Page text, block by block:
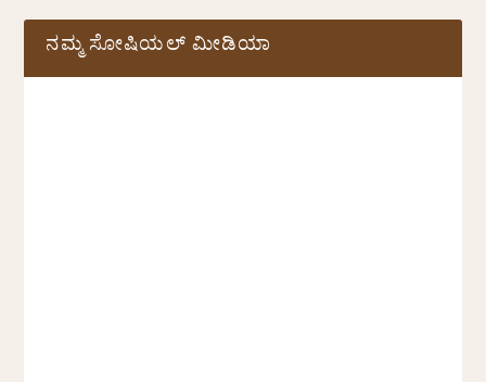
ನಮ್ಮ ಸೋಷಿಯಲ್‌ ಮೀಡಿಯಾ